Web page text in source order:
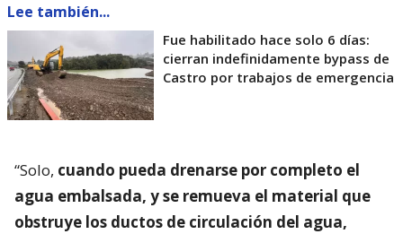
Lee también...
Fue habilitado hace solo 6 días:
cierran indefinidamente bypass de
Castro por trabajos de emergencia
“Solo, cuando pueda drenarse por completo el
agua embalsada, y se remueva el material que
obstruye los ductos de circulación del agua,